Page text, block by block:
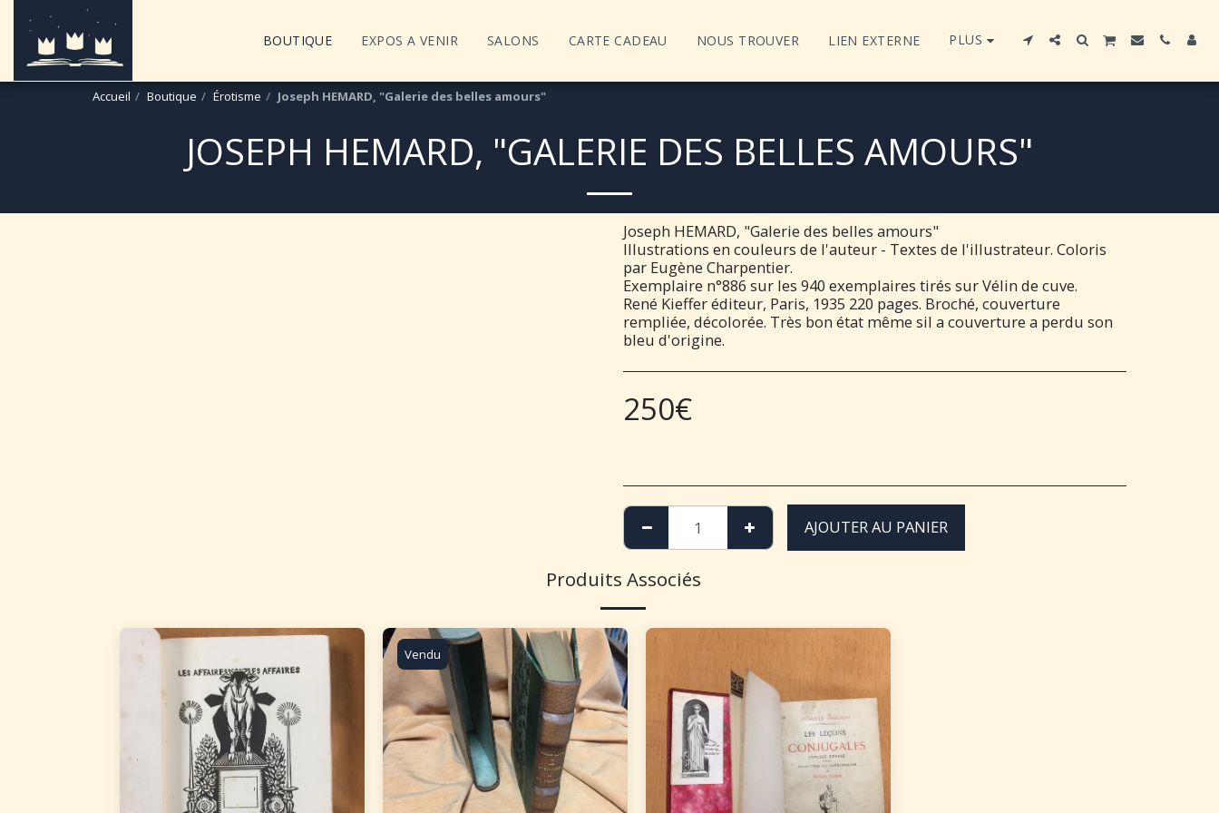
BOUTIQUE EXPOS A VENIR SALONS CARTE CADEAU NOUS TROUVER LIEN EXTERNE PLUS
Accueil Boutique Érotisme Joseph HEMARD, "Galerie des belles amours"
JOSEPH HEMARD, "GALERIE DES BELLES AMOURS"
Joseph HEMARD, "Galerie des belles amours"
Illustrations en couleurs de l'auteur - Textes de l'illustrateur. Coloris
par Eugène Charpentier.
Exemplaire n°886 sur les 940 exemplaires tirés sur Vélin de cuve.
René Kieffer éditeur, Paris, 1935 220 pages. Broché, couverture
rempliée, décolorée. Très bon état même sil a couverture a perdu son
bleu d'origine.
250€
AJOUTER AU PANIER
Produits Associés
Vendu